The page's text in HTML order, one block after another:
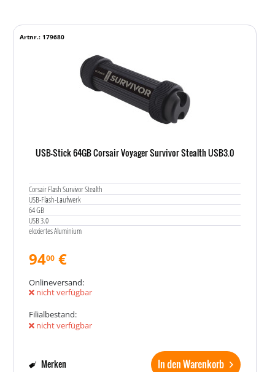
USB-Stick 64GB Corsair Voyager Survivor Stealth USB3.0
Corsair Flash Survivor Stealth
USB-Flash-Laufwerk
64 GB
USB 3.0
eloxiertes Aluminium
Artnr.: 179680
9400 €
Onlineversand:
nicht verfügbar
Filialbestand:
nicht verfügbar
In den Warenkorb
Merken